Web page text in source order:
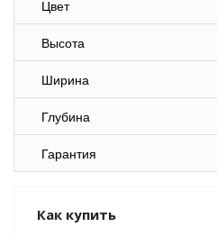
Цвет
Высота
Ширина
Глубина
Гарантия
Как купить